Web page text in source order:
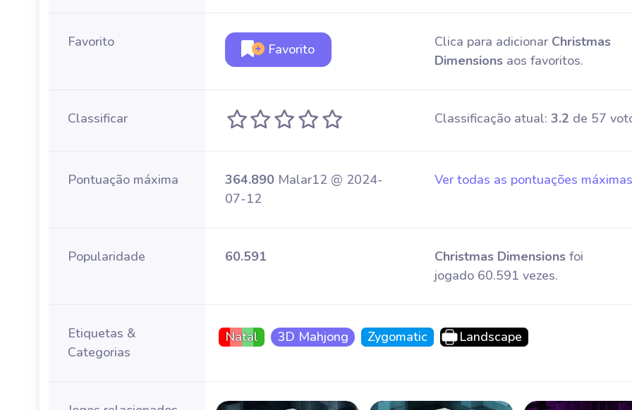
Favorito Favorito Clica para adicionar Christmas
Dimensionsaos favoritos.
Classificar Classificação atual: 3.2 de 57
Pontuação máxima 364.890Malar12 @ 2024-
07-12
Ver todas as pontuações máximas
Popularidade 60.591 Christmas Dimensionsfoi
jogado 60.591 vezes.
Etiquetas &
Categorias
Natal 3D Mahjong Zygomatic Landscape